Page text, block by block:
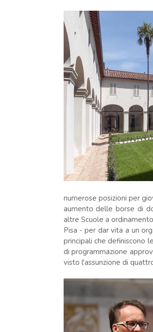
numerose posizioni per
aumento delle borse di
altre Scuole a
Pisa - per dar vita a un
principali che definiscono
di programmazione
visto l'assunzione di